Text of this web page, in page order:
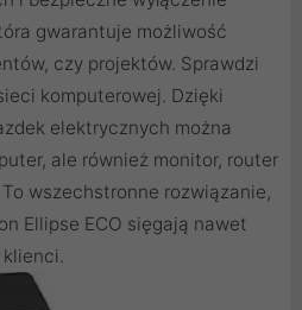
gwarantuje możliwość
czy projektów. Sprawdzi
komputerowej. Dzięki
elektrycznych można
ale również monitor, router
wszechstronne rozwiązanie,
Ellipse ECO sięgają nawet